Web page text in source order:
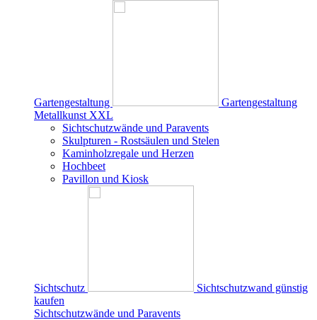
Gartengestaltung
Gartengestaltung
Metallkunst XXL
Sichtschutzwände und Paravents
Skulpturen - Rostsäulen und Stelen
Kaminholzregale und Herzen
Hochbeet
Pavillon und Kiosk
Sichtschutz
Sichtschutzwand günstig
kaufen
Sichtschutzwände und Paravents